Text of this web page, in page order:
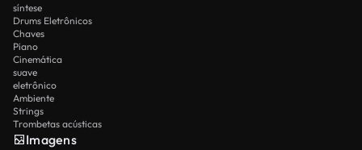
síntese
Drums Eletrônicos
Chaves
Piano
Cinemática
suave
eletrônico
Ambiente
Strings
Trombetas acústicas
Imagens